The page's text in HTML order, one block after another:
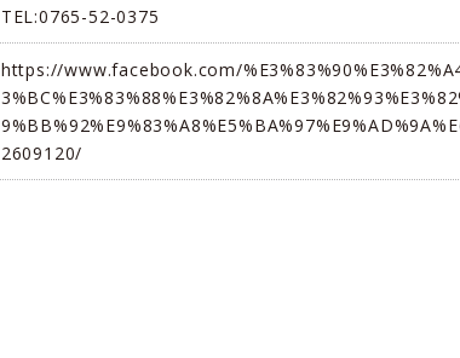
TEL:0765-52-0375
https://www.facebook.com/
2609120/